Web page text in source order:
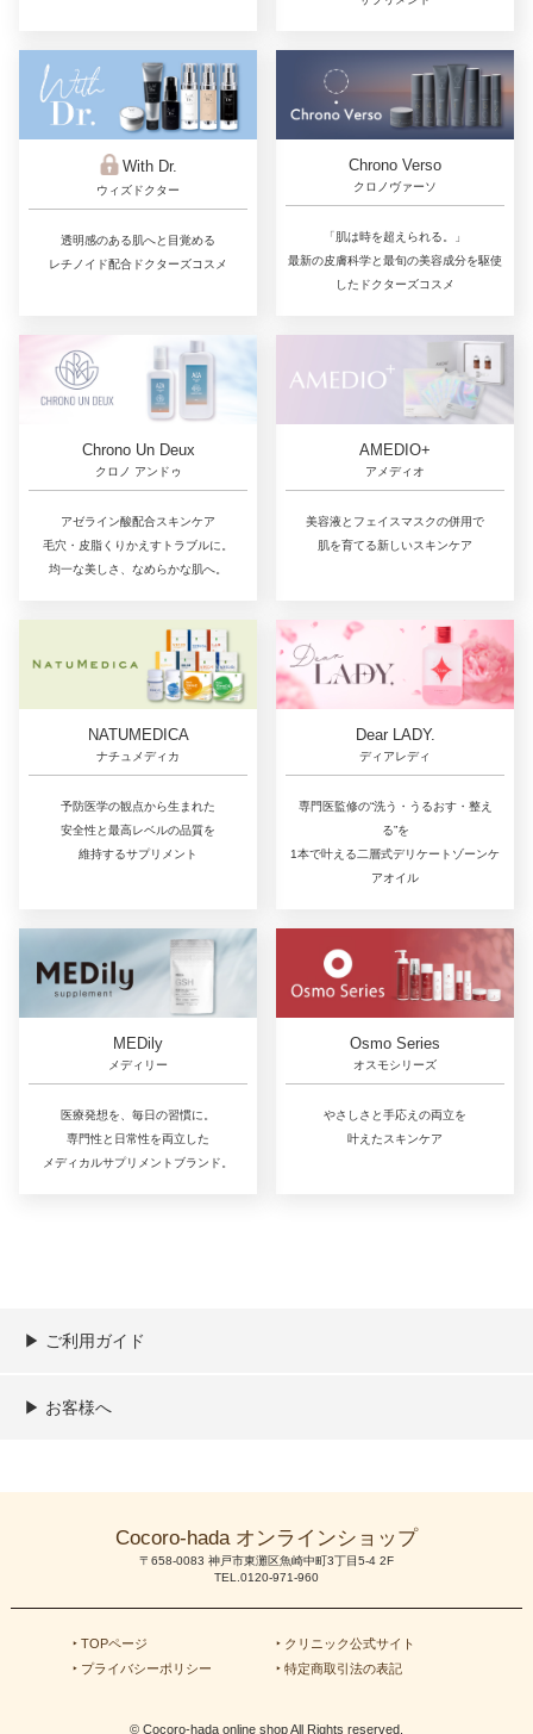
With Dr.
ウィズドクター
透明感のある肌へと目覚める
レチノイド配合ドクターズコスメ
Chrono Verso
クロノヴァーソ
「肌は時を超えられる。」
最新の皮膚科学と最旬の美容成分を駆使
したドクターズコスメ
Chrono Un Deux
クロノ アンドゥ
アゼライン酸配合スキンケア
毛穴・皮脂くりかえすトラブルに。
均一な美しさ、なめらかな肌へ。
AMEDIO+
アメディオ
美容液とフェイスマスクの併用で
肌を育てる新しいスキンケア
NATUMEDICA
ナチュメディカ
予防医学の観点から生まれた
安全性と最高レベルの品質を
維持するサプリメント
Dear LADY.
ディアレディ
専門医監修の“洗う・うるおす・整え
る”を
1本で叶える二層式デリケートゾーンケ
アオイル
MEDily
メディリー
医療発想を、毎日の習慣に。
専門性と日常性を両立した
メディカルサプリメントブランド。
Osmo Series
オスモシリーズ
やさしさと手応えの両立を
叶えたスキンケア
▶︎ ご利用ガイド
ご利用ガイド
決済／配送／送料について
取り扱い商品一覧
顧客情報の取扱について
特定商取引法の表記
▶︎ お客様へ
Cocoro-hada オンラインショップ
〒658-0083 神戸市東灘区魚崎中町3丁目5-4 2F
TEL.0120-971-960
‣ TOPページ
‣ クリニック公式サイト
‣ プライバシーポリシー
‣ 特定商取引法の表記
© Cocoro-hada online shop All Rights reserved.